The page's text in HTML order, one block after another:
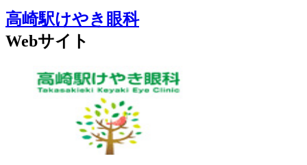
高崎駅けやき眼科
Webサイト